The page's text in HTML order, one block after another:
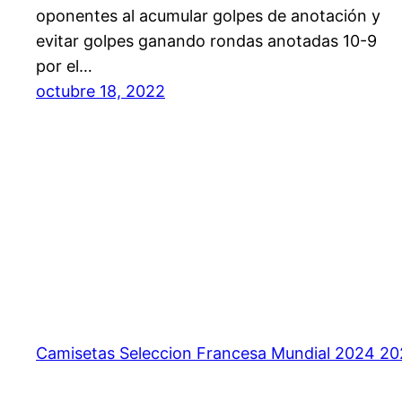
oponentes al acumular golpes de anotación y
evitar golpes ganando rondas anotadas 10-9
por el…
octubre 18, 2022
Camisetas Seleccion Francesa Mundial 2024